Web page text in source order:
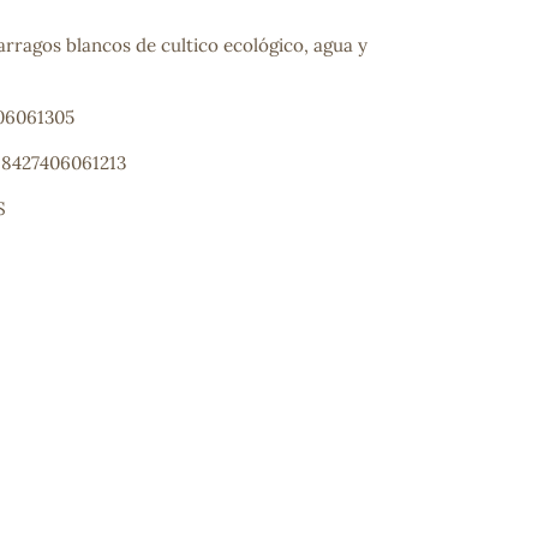
blancos de cultico ecológico, agua y